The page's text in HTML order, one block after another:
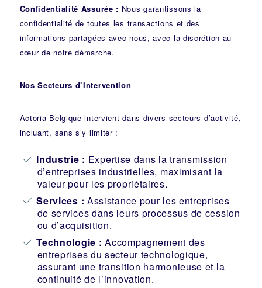
Confidentialité Assurée : Nous garantissons la
confidentialité de toutes les transactions et des
informations partagées avec nous, avec la discrétion au
cœur de notre démarche.
Nos Secteurs d’Intervention
Actoria Belgique intervient dans divers secteurs d’activité,
incluant, sans s’y limiter :
Industrie : Expertise dans la transmission
d’entreprises industrielles, maximisant la
valeur pour les propriétaires.
Services : Assistance pour les entreprises
de services dans leurs processus de cession
ou d’acquisition.
Technologie : Accompagnement des
entreprises du secteur technologique,
assurant une transition harmonieuse et la
continuité de l’innovation.